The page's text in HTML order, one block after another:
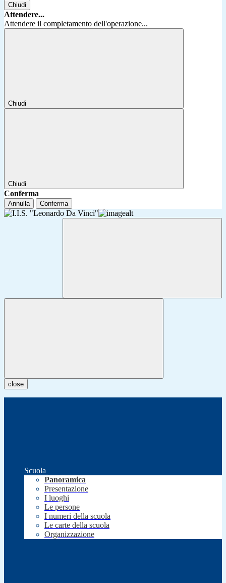
Chiudi
Attendere...
Attendere il completamento dell'operazione...
Chiudi
Chiudi
Conferma
Annulla Conferma
close
Scuola
Panoramica
Presentazione
I luoghi
Le persone
I numeri della scuola
Le carte della scuola
Organizzazione